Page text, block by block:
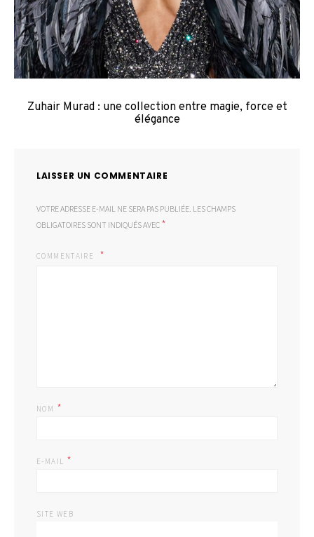
Zuhair Murad : une collection entre magie, force et
élégance
LAISSER UN COMMENTAIRE
VOTRE ADRESSE E-MAIL NE SERA PAS PUBLIÉE. LES CHAMPS
OBLIGATOIRES SONT INDIQUÉS AVEC *
COMMENTAIRE
NOM *
E-MAIL *
SITE WEB